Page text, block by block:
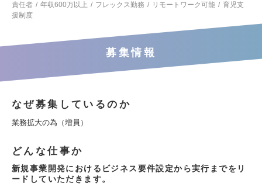
責任者
年収600万以上 フレックス勤務 リモートワーク可能
育児支
援制度
募集情報
なぜ募集しているのか
業務拡大の為（増員）
どんな仕事か
新規事業開発におけるビジネス要件設定から実行までをリ
ードしていただきます。